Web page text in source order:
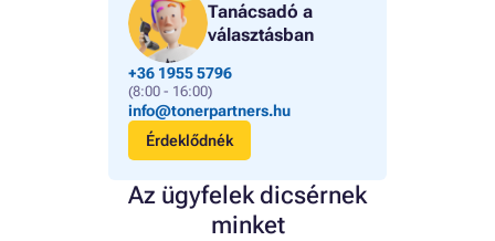
Tanácsadó a
választásban
+36 1955 5796
(8:00 - 16:00)
info@tonerpartners.hu
Érdeklődnék
Az ügyfelek dicsérnek
minket